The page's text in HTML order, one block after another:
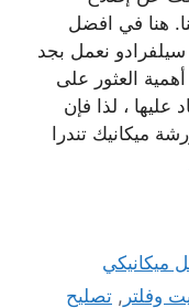
هنا في افضل
نعمل بجد
العثور على
، لذا فإن
ميكانيك تندرا
ميكانيكي
وفلتر , تصليح